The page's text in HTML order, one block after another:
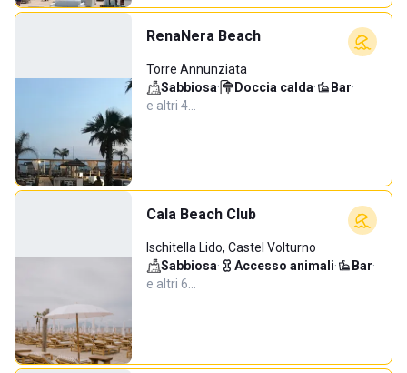
RenaNera Beach
Torre Annunziata
Sabbiosa· Doccia calda· Bar·
e altri 4…
Cala Beach Club
Ischitella Lido, Castel Volturno
Sabbiosa· Accesso animali· Bar·
e altri 6…